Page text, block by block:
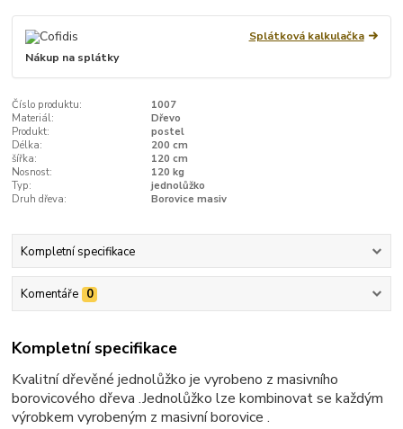
Splátková kalkulačka
Nákup na splátky
Číslo produktu:
1007
Materiál:
Dřevo
Produkt:
postel
Délka:
200 cm
šířka:
120 cm
Nosnost:
120 kg
Typ:
jednolůžko
Druh dřeva:
Borovice masiv
Kompletní specifikace
Komentáře 0
Kompletní specifikace
Kvalitní dřevěné jednolůžko je vyrobeno z masivního
borovicového dřeva .Jednolůžko lze kombinovat se každým
výrobkem vyrobeným z masivní borovice .